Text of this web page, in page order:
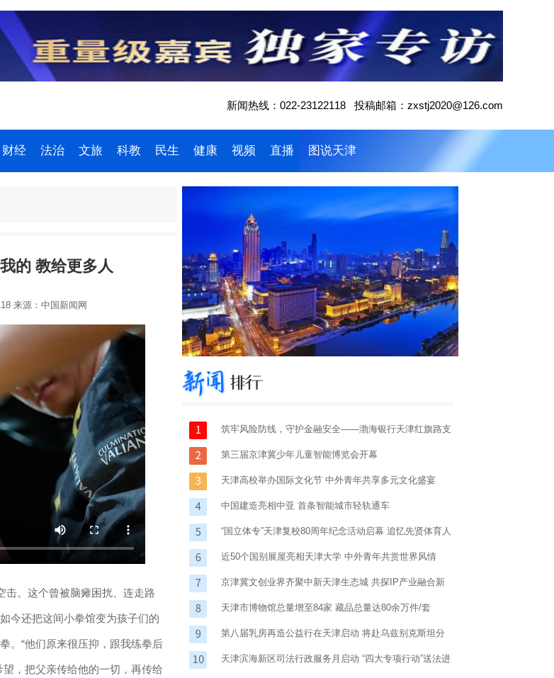
新闻热线：022-23122118 投稿邮箱：zxstj2020@126.com
财经 法治 文旅 科教 民生 健康 视频 直播 图说天津
的 教给更多人
来源：中国新闻网
。这个曾被脑瘫困扰、连走路
今还把这间小拳馆变为孩子们的
。“他们原来很压抑，跟我练拳后
，把父亲传给他的一切，再传给
筑牢风险防线，守护金融安全——渤海银行天津红旗路支
行成功拦截境外电信诈骗
第三届京津冀少年儿童智能博览会开幕
天津高校举办国际文化节 中外青年共享多元文化盛宴
中国建造亮相中亚 首条智能城市轻轨通车
“国立体专”天津复校80周年纪念活动启幕 追忆先贤体育人
生
近50个国别展屋亮相天津大学 中外青年共赏世界风情
京津冀文创业界齐聚中新天津生态城 共探IP产业融合新
路径
天津市博物馆总量增至84家 藏品总量达80余万件/套
第八届乳房再造公益行在天津启动 将赴乌兹别克斯坦分
享中国诊疗经验
天津滨海新区司法行政服务月启动 “四大专项行动”送法进